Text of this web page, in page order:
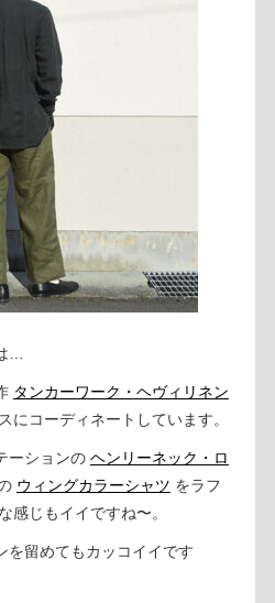
…
タンカーワーク・ヘヴィリネン
にコーディネートしています。
ーションの ヘンリーネック・ロ
ウィングカラーシャツ をラフ
感じもイイですね〜。
を留めてもカッコイイです